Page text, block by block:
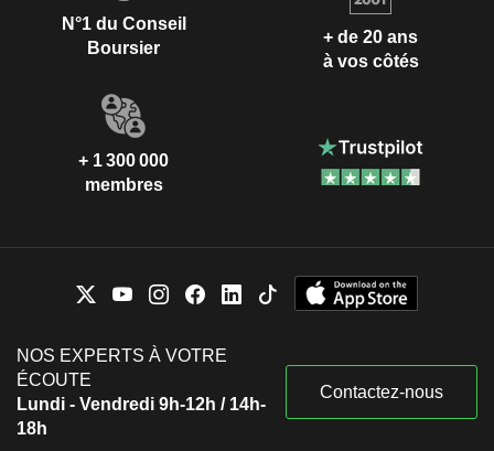
N°1 du Conseil
Boursier
+ de 20 ans
à vos côtés
+ 1 300 000
membres
NOS EXPERTS À VOTRE
ÉCOUTE
Lundi - Vendredi 9h-12h / 14h-
18h
Contactez-nous